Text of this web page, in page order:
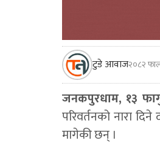
टुडे आवाज२०८२
जनकपुरधाम, १३
परिवर्तनको नारा
मागेकी छन् ।